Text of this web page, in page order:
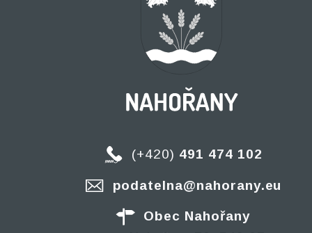
(+420) 491 474 102
podatelna@nahorany.eu
Obec Nahořany